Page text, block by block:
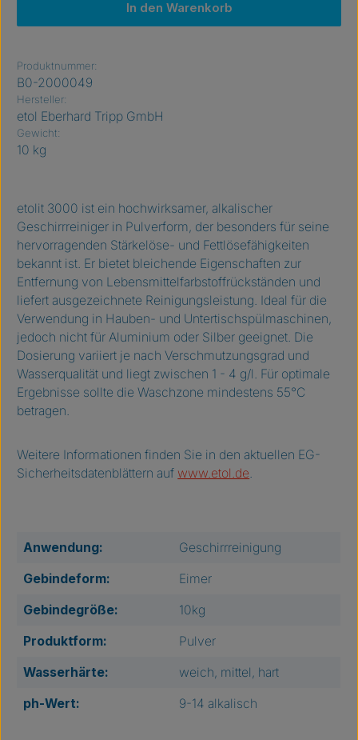
In den Warenkorb
Produktnummer:
B0-2000049
Hersteller:
etol Eberhard Tripp GmbH
Gewicht:
10 kg
etolit 3000 ist ein hochwirksamer, alkalischer
Geschirrreiniger in Pulverform, der besonders für seine
hervorragenden Stärkelöse- und Fettlösefähigkeiten
bekannt ist. Er bietet bleichende Eigenschaften zur
Entfernung von Lebensmittelfarbstoffrückständen und
liefert ausgezeichnete Reinigungsleistung. Ideal für die
Verwendung in Hauben- und Untertischspülmaschinen,
jedoch nicht für Aluminium oder Silber geeignet. Die
Dosierung variiert je nach Verschmutzungsgrad und
Wasserqualität und liegt zwischen 1 - 4 g/l. Für optimale
Ergebnisse sollte die Waschzone mindestens 55°C
betragen.
Weitere Informationen finden Sie in den aktuellen EG-
Sicherheitsdatenblättern auf www.etol.de.
Anwendung: Geschirrreinigung
Gebindeform: Eimer
Gebindegröße: 10kg
Produktform: Pulver
Wasserhärte: weich, mittel, hart
ph-Wert: 9-14 alkalisch